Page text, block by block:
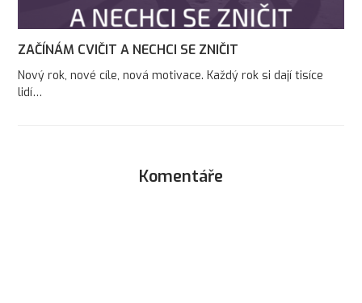
ZAČÍNÁM CVIČIT A NECHCI SE ZNIČIT
Nový rok, nové cíle, nová motivace. Každý rok si dají tisíce
lidí…
Komentáře